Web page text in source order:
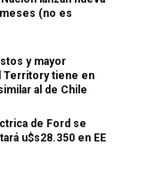
(no es
y mayor
Territory tiene en
al de Chile
de Ford se
u$s28.350 en EE